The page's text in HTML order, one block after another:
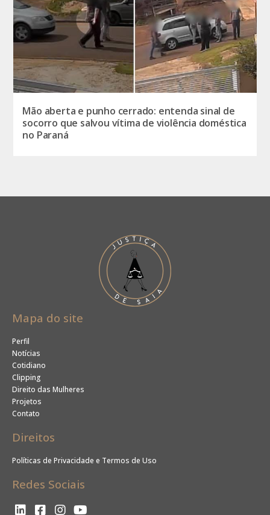
Mão aberta e punho cerrado: entenda sinal de
socorro que salvou vítima de violência doméstica
no Paraná
Mapa do site
Perfil
Notícias
Cotidiano
Clipping
Direito das Mulheres
Projetos
Contato
Direitos
Políticas de Privacidade e Termos de Uso
Redes Sociais